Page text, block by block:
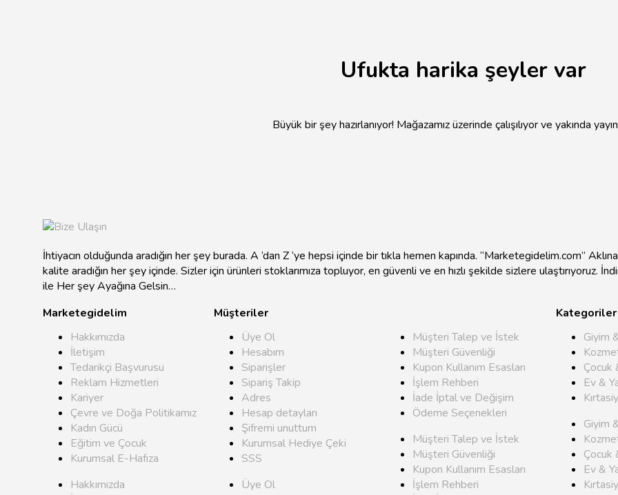
Ufukta harika şeyler var
Büyük bir şey hazırlanıyor! Mağazamız üzerinde çalışılıyor ve yakında
İhtiyacın olduğunda aradığın her şey burada. A ‘dan Z ‘ye hepsi içinde bir tıkla hemen kapında. “Marketegidelim.com”
kalite aradığın her şey içinde. Sizler için ürünleri stoklarımıza topluyor, en güvenli ve en hızlı şekilde sizlere ulaştırıyoruz.
ile Her şey Ayağına Gelsin…
Marketegidelim
Hakkımızda
İletişim
Tedarikçi Başvurusu
Reklam Hizmetleri
Kariyer
Çevre ve Doğa Politikamız
Kadın Gücü
Eğitim ve Çocuk
Kurumsal E-Hafıza
Hakkımızda
Müşteriler
Üye Ol
Hesabım
Siparişler
Sipariş Takip
Adres
Hesap detayları
Şifremi unuttum
Kurumsal Hediye Çeki
SSS
Üye Ol
Müşteri Talep ve İstek
Müşteri Güvenliği
Kupon Kullanım Esasları
İşlem Rehberi
İade İptal ve Değişim
Ödeme Seçenekleri
Müşteri Talep ve İstek
Müşteri Güvenliği
Kupon Kullanım Esasları
İşlem Rehberi
Kategoriler
Giyim
Çocuk
Ev &
Giyim
Çocuk
Ev &